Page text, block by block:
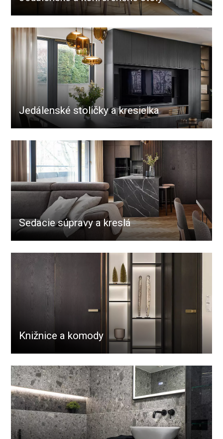
Jedálenské stoličky a kresielka
Sedacie súpravy a kreslá
Knižnice a komody